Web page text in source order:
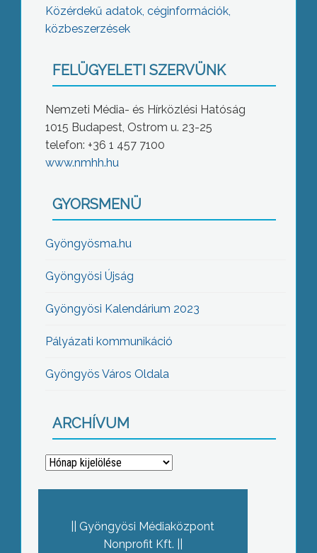
Közérdekű adatok, céginformációk,
közbeszerzések
FELÜGYELETI SZERVÜNK
Nemzeti Média- és Hírközlési Hatóság
1015 Budapest, Ostrom u. 23-25
telefon: +36 1 457 7100
www.nmhh.hu
GYORSMENÜ
Gyöngyösma.hu
Gyöngyösi Újság
Gyöngyösi Kalendárium 2023
Pályázati kommunikáció
Gyöngyös Város Oldala
ARCHÍVUM
Archívum
Gyöngyösi Médiaközpont
Nonprofit Kft.